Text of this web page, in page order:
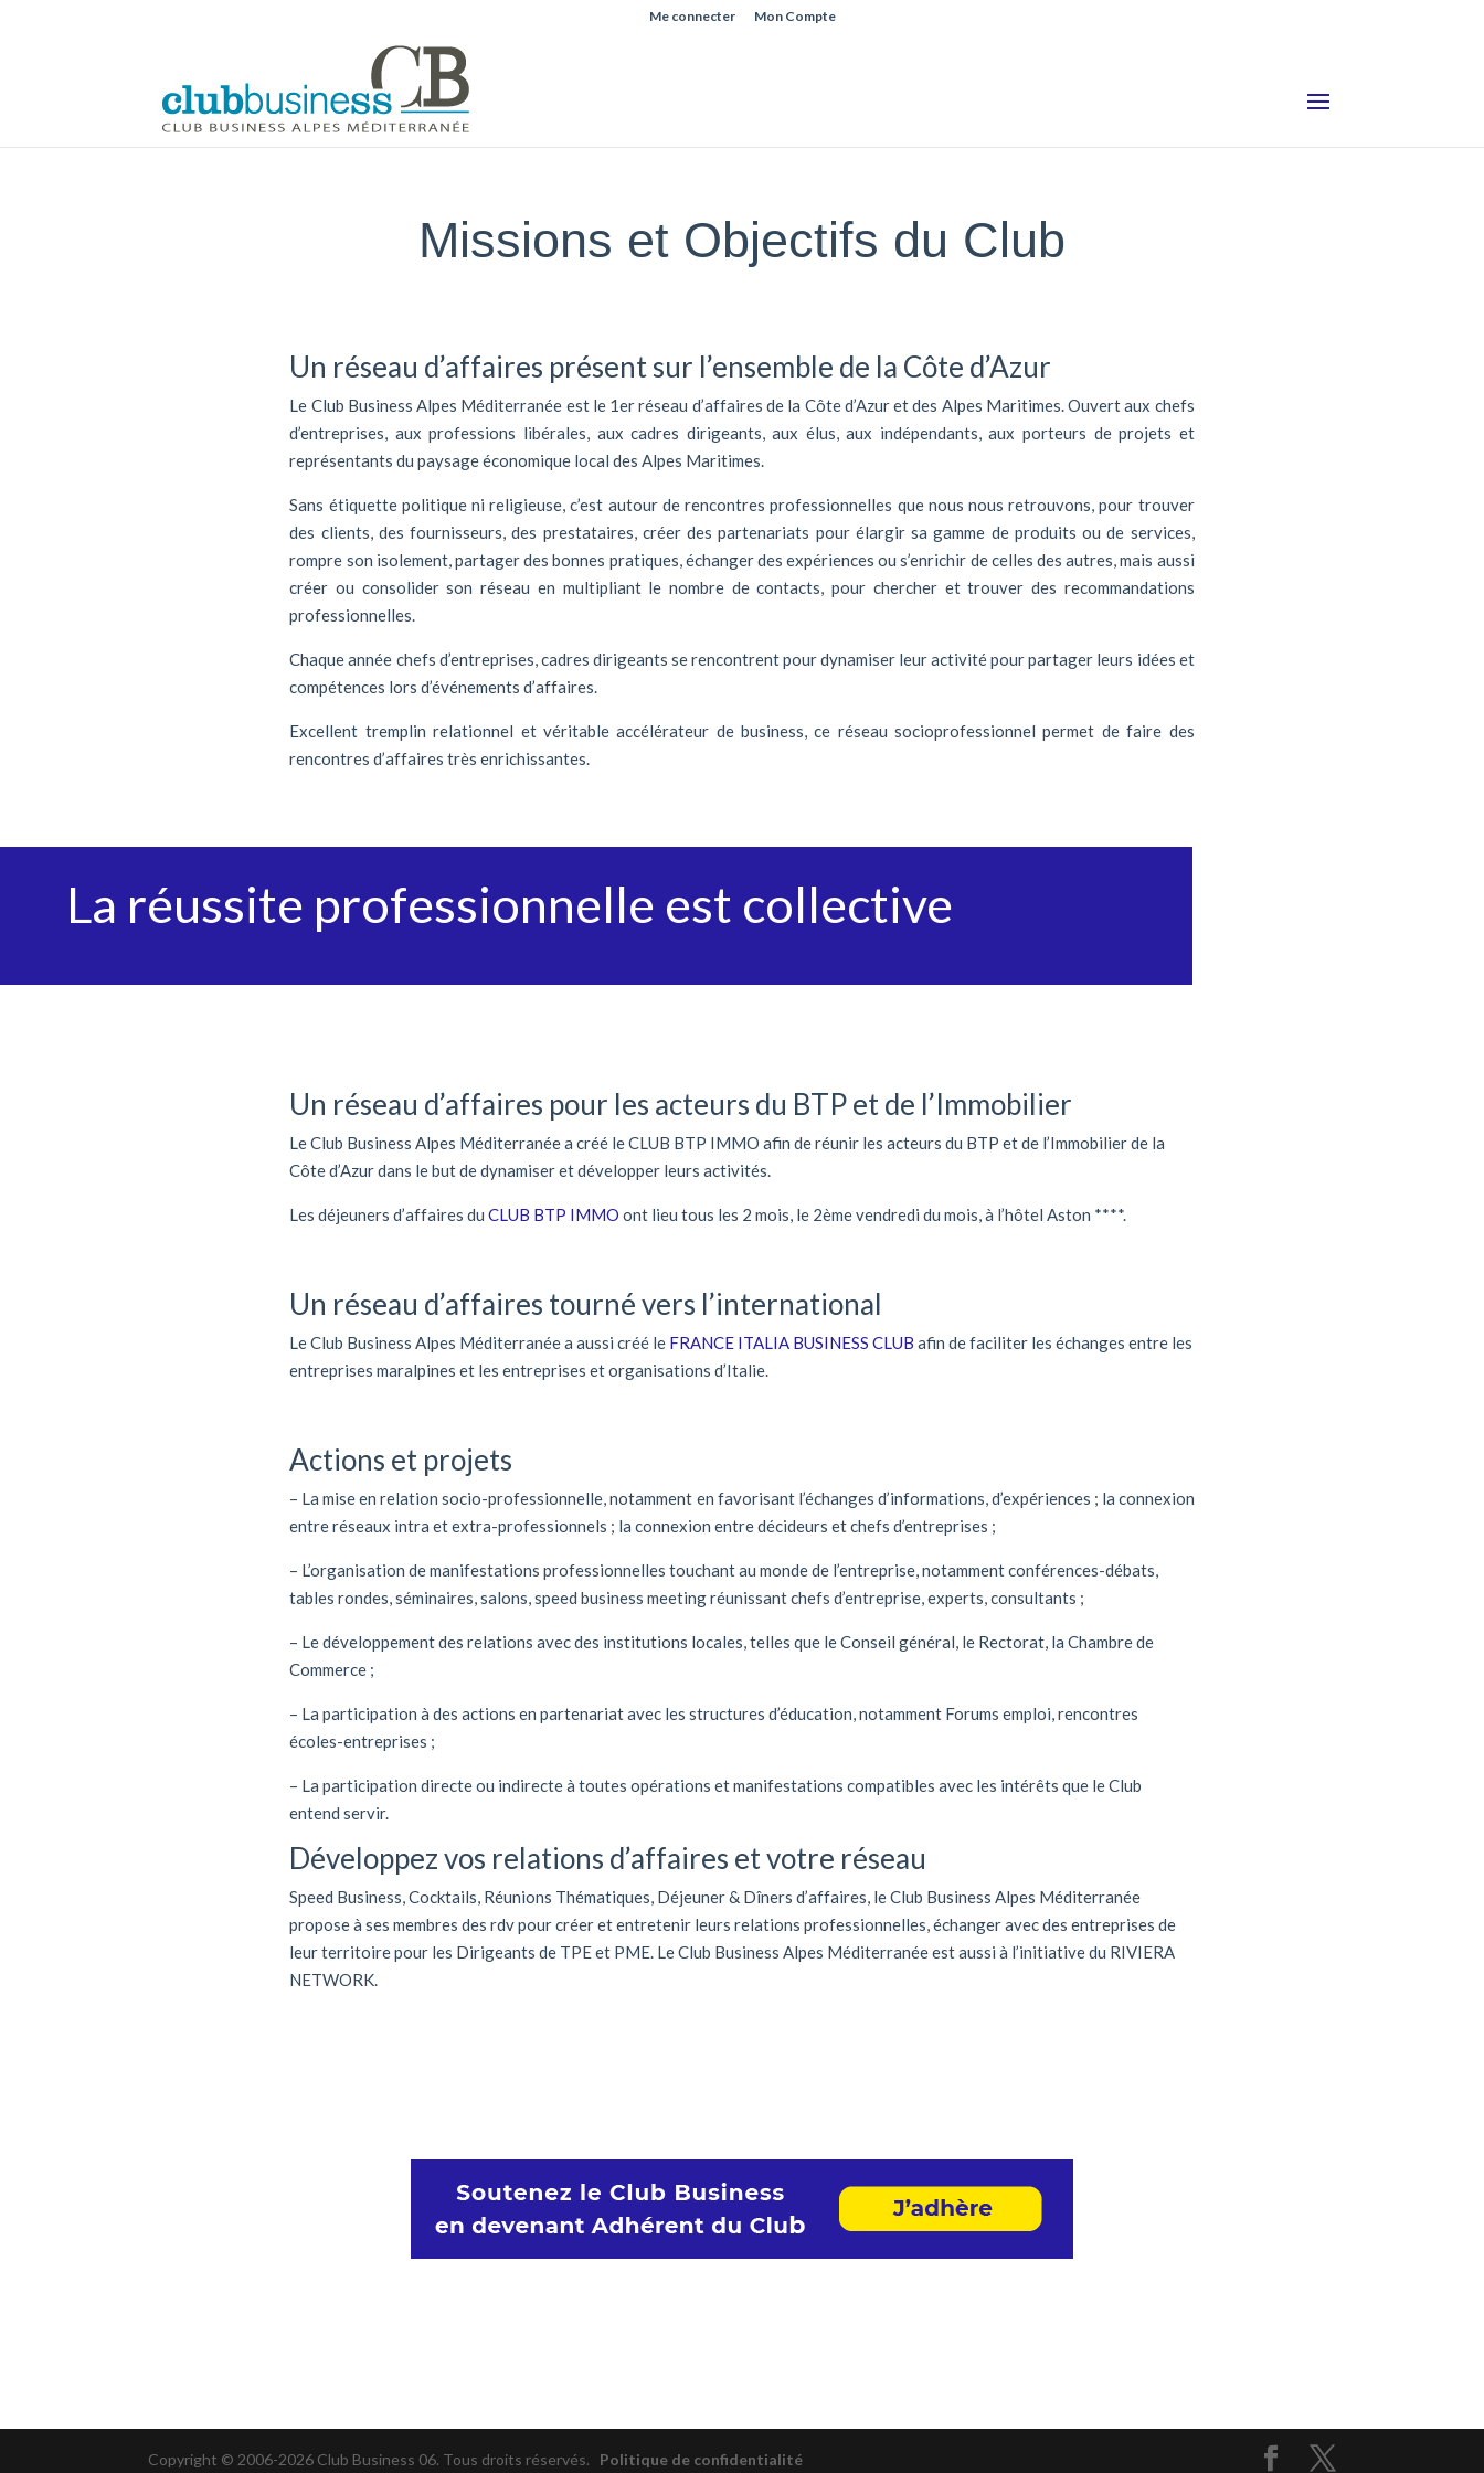
Me connecter Mon Compte
Missions et Objectifs du Club
Un réseau d’affaires présent sur l’ensemble de la Côte d’Azur
Le Club Business Alpes Méditerranée est le 1er réseau d’affaires de la Côte d’Azur et des Alpes Maritimes. Ouvert aux chefs
d’entreprises, aux professions libérales, aux cadres dirigeants, aux élus, aux indépendants, aux porteurs de projets et
représentants du paysage économique local des Alpes Maritimes.
Sans étiquette politique ni religieuse, c’est autour de rencontres professionnelles que nous nous retrouvons, pour trouver
des clients, des fournisseurs, des prestataires, créer des partenariats pour élargir sa gamme de produits ou de services,
rompre son isolement, partager des bonnes pratiques, échanger des expériences ou s’enrichir de celles des autres, mais aussi
créer ou consolider son réseau en multipliant le nombre de contacts, pour chercher et trouver des recommandations
professionnelles.
Chaque année chefs d’entreprises, cadres dirigeants se rencontrent pour dynamiser leur activité pour partager leurs idées et
compétences lors d’événements d’affaires.
Excellent tremplin relationnel et véritable accélérateur de business, ce réseau socioprofessionnel permet de faire des
rencontres d’affaires très enrichissantes.
La réussite professionnelle est collective
Un réseau d’affaires pour les acteurs du BTP et de l’Immobilier
Le Club Business Alpes Méditerranée a créé le CLUB BTP IMMO afin de réunir les acteurs du BTP et de l’Immobilier de la
Côte d’Azur dans le but de dynamiser et développer leurs activités.
Les déjeuners d’affaires duCLUB BTP IMMO ont lieu tous les 2 mois, le 2ème vendredi du mois, à l’hôtel Aston ****.
Un réseau d’affaires tourné vers l’international
Le Club Business Alpes Méditerranée a aussi créé le FRANCE ITALIA BUSINESS CLUB afin de faciliter les échanges entre les
entreprises maralpines et les entreprises et organisations d’Italie.
Actions et projets
– La mise en relation socio-professionnelle, notamment en favorisant l’échanges d’informations, d’expériences ; la connexion
entre réseaux intra et extra-professionnels ; la connexion entre décideurs et chefs d’entreprises ;
– L’organisation de manifestations professionnelles touchant au monde de l’entreprise, notamment conférences-débats,
tables rondes, séminaires, salons, speed business meeting réunissant chefs d’entreprise, experts, consultants ;
– Le développement des relations avec des institutions locales, telles que le Conseil général, le Rectorat, la Chambre de
Commerce ;
– La participation à des actions en partenariat avec les structures d’éducation, notamment Forums emploi, rencontres
écoles-entreprises ;
– La participation directe ou indirecte à toutes opérations et manifestations compatibles avec les intérêts que le Club
entend servir.
Développez vos relations d’affaires et votre réseau
Speed Business, Cocktails, Réunions Thématiques, Déjeuner & Dîners d’affaires, le Club Business Alpes Méditerranée
propose à ses membres des rdv pour créer et entretenir leurs relations professionnelles, échanger avec des entreprises de
leur territoire pour les Dirigeants de TPE et PME. Le Club Business Alpes Méditerranée est aussi à l’initiative du RIVIERA
NETWORK.
Copyright © 2006-2026 Club Business 06. Tous droits réservés. Politique de confidentialité